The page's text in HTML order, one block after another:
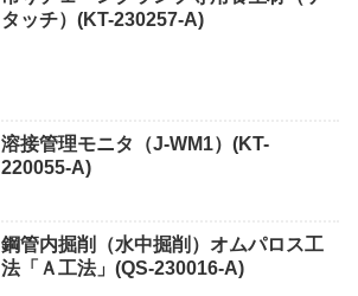
タッチ）(KT-230257-A)
溶接管理モニタ（J-WM1）(KT-
220055-A)
鋼管内掘削（水中掘削）オムパロス工
法「Ａ工法」(QS-230016-A)